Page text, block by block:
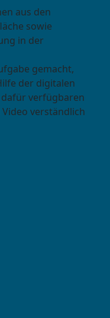
aus den
sowie
in der
gemacht,
der digitalen
verfügbaren
verständlich